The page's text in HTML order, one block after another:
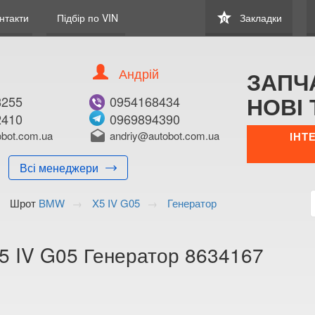
Підбір по VIN star
0 Закладки
Всі менеджери
Андрій
0954168434
0969894390
drafts andriy@autobot.com.ua
НОВІ
Шрот BMW X5 IV G05 Генератор
IV G05 Генератор 8634167
В ЗАКЛАДКИ КУПИТИ
+38 (095) 559-